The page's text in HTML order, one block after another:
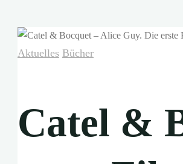
Aktuelles Bücher
Catel &